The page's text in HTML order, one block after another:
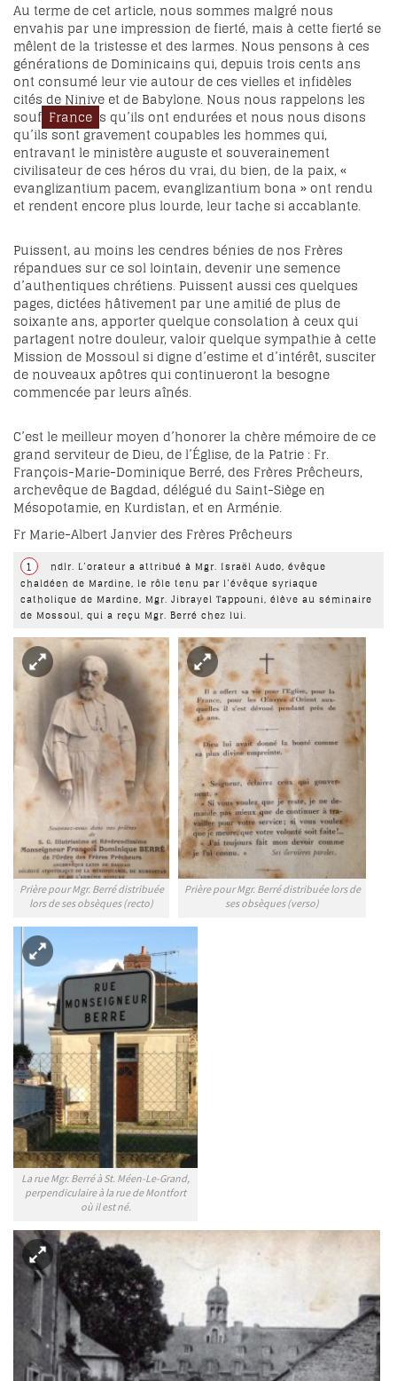
Au terme de cet article, nous sommes malgré nous
envahis par une impression de fierté, mais à cette fierté se
mêlent de la tristesse et des larmes. Nous pensons à ces
générations de Dominicains qui, depuis trois cents ans
ont consumé leur vie autour de ces vielles et infidèles
cités de Ninive et de Babylone. Nous nous rappelons les
souf France s qu’ils ont endurées et nous nous disons
qu’ils sont gravement coupables les hommes qui,
entravant le ministère auguste et souverainement
civilisateur de ces héros du vrai, du bien, de la paix, «
evanglizantium pacem, evanglizantium bona » ont rendu
et rendent encore plus lourde, leur tache si accablante.
Puissent, au moins les cendres bénies de nos Frères
répandues sur ce sol lointain, devenir une semence
d’authentiques chrétiens. Puissent aussi ces quelques
pages, dictées hâtivement par une amitié de plus de
soixante ans, apporter quelque consolation à ceux qui
partagent notre douleur, valoir quelque sympathie à cette
Mission de Mossoul si digne d’estime et d’intérêt, susciter
de nouveaux apôtres qui continueront la besogne
commencée par leurs aînés.
C’est le meilleur moyen d’honorer la chère mémoire de ce
grand serviteur de Dieu, de l’Église, de la Patrie : Fr.
François-Marie-Dominique Berré, des Frères Prêcheurs,
archevêque de Bagdad, délégué du Saint-Siège en
Mésopotamie, en Kurdistan, et en Arménie.
Fr Marie-Albert Janvier des Frères Prêcheurs
1
ndlr. L’orateur a attribué à Mgr. Israël Audo, évêque
chaldéen de Mardine, le rôle tenu par l’évêque syriaque
catholique de Mardine, Mgr. Jibrayel Tappouni, élève au séminaire
de Mossoul, qui a reçu Mgr. Berré chez lui.
Prière pour Mgr. Berré distribuée
lors de ses obsèques (recto)
Prière pour Mgr. Berré distribuée lors de
ses obsèques (verso)
La rue Mgr. Berré à St. Méen-Le-Grand,
perpendiculaire à la rue de Montfort
où il est né.